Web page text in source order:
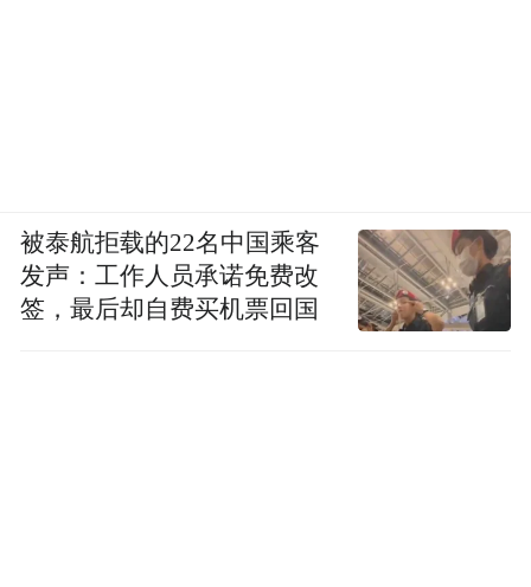
被泰航拒载的22名中国乘客
发声：工作人员承诺免费改
签，最后却自费买机票回国